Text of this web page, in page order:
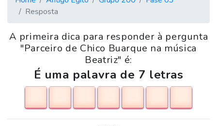
Resposta
A primeira dica para responder à pergunta
"Parceiro de Chico Buarque na música
Beatriz" é:
É uma palavra de 7 letras